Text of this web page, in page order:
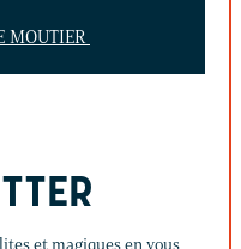
MOUTIER
et magiques en vous